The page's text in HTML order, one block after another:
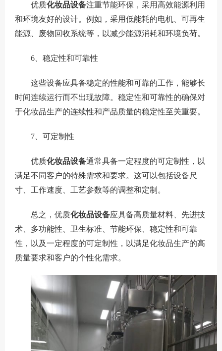
优质化妆品设备注重节能环保，采用高效能源利用
和环境友好的设计。例如，采用低能耗的电机、可再生
能源、废物回收系统等，以减少能源消耗和环境负荷。
6 、稳定性和可靠性
这些设备应具备稳定的性能和可靠的工作，能够长
时间连续运行而不出现故障。稳定性和可靠性的确保对
于化妆品生产的连续性和产品质量的稳定性至关重要。
7、可定制性
优质化妆品设备通常具备一定程度的可定制性，以
满足不同客户的特殊需求和要求。这可以包括设备尺
寸、工作速度、工艺参数等的调整和定制。
总之，优质化妆品设备应具备高质量材料、先进技
术、多功能性、卫生标准、节能环保、稳定性和可靠
性，以及一定程度的可定制性，以满足化妆品生产的高
质量要求和客户的个性化需求。